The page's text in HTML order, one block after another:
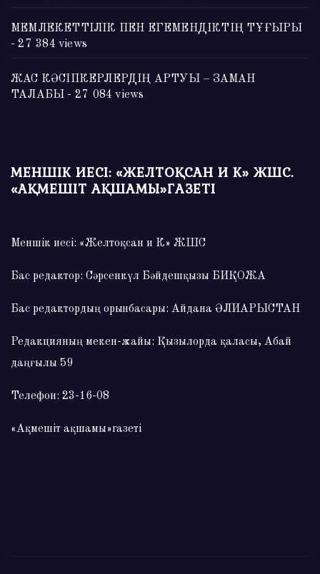
МЕМЛЕКЕТТІЛІК ПЕН ЕГЕМЕНДІКТІҢ ТҰҒЫРЫ
- 27 384 views
ЖАС КӘСІПКЕРЛЕРДІҢ АРТУЫ – ЗАМАН
ТАЛАБЫ - 27 084 views
МЕНШІК ИЕСІ: «ЖЕЛТОҚСАН И К» ЖШС.
«АҚМЕШІТ АҚШАМЫ»ГАЗЕТІ
Меншік иесі: «Желтоқсан и К» ЖШС
Бас редактор: Сәрсенкүл Бәйдешқызы БИҚОЖА
Бас редактордың орынбасары: Айдана ӘЛИАРЫСТАН
Редакцияның мекен-жайы: Қызылорда қаласы, Абай
даңғылы 59
Телефон: 23-16-08
«Ақмешіт ақшамы»газеті